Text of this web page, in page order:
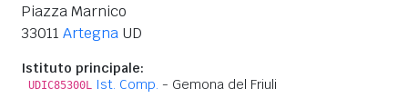
Piazza Marnico
33011 Artegna UD
Istituto principale:
UDIC85300L Ist. Comp. - Gemona del Friuli